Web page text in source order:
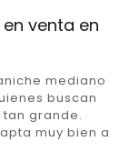
venta en
mediano
buscan
grande.
muy bien a